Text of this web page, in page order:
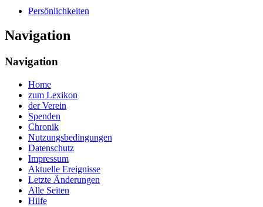
Persönlichkeiten
Navigation
Navigation
Home
zum Lexikon
der Verein
Spenden
Chronik
Nutzungsbedingungen
Datenschutz
Impressum
Aktuelle Ereignisse
Letzte Änderungen
Alle Seiten
Hilfe